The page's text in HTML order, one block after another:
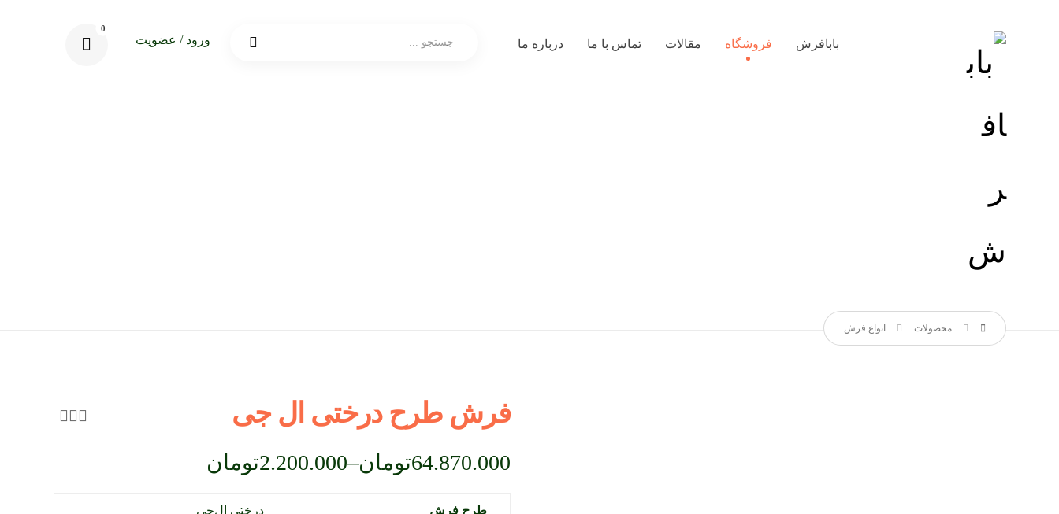
ورود / عضویت بابافرش فروشگاه مقالات تماس با ما درباره ما
محصولات انواع فرش
فرش طرح درختی ال جی
64.870.000تومان–
2.200.000تومان
طرح فرش درختی ال‌جی